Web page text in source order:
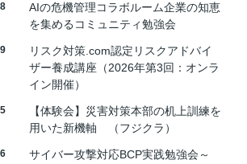
AIの危機管理コラボルーム企業の知恵
を集めるコミュニティ勉強会
リスク対策.com認定リスクアドバイ
ザー養成講座（2026年第3回：オンラ
イン開催）
【体験会】災害対策本部の机上訓練を
用いた新機軸 （フジクラ）
サイバー攻撃対応BCP実践勉強会～